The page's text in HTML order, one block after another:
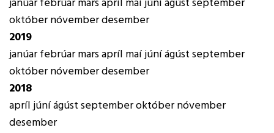
janúarfebrúarmarsapríl maíjúníágústseptember
októbernóvemberdesember
2019
janúarfebrúarmarsapríl maíjúníágústseptember
októbernóvemberdesember
2018
apríljúníágústseptemberoktóbernóvember
desember